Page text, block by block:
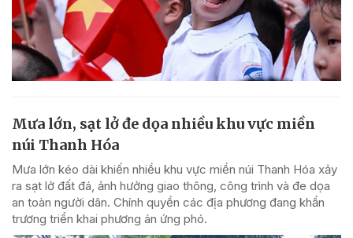
Mưa lớn, sạt lở đe dọa nhiều khu vực miền
núi Thanh Hóa
Mưa lớn kéo dài khiến nhiều khu vực miền núi Thanh Hóa xảy
ra sạt lở đất đá, ảnh hưởng giao thông, công trình và đe dọa
an toàn người dân. Chính quyền các địa phương đang khẩn
trương triển khai phương án ứng phó.